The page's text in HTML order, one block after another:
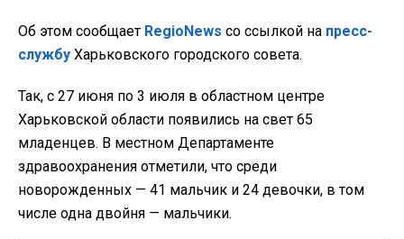
Об этом сообщает RegioNews со ссылкой на пресс-
службу Харьковского городского совета.
Так, с 27 июня по 3 июля в областном центре
Харьковской области появились на свет 65
младенцев. В местном Департаменте
здравоохранения отметили, что среди
новорожденных — 41 мальчик и 24 девочки, в том
числе одна двойня — мальчики.